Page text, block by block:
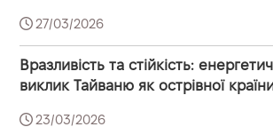
27/03/2026
Вразливість та стійкість:
виклик Тайваню як острівної
23/03/2026